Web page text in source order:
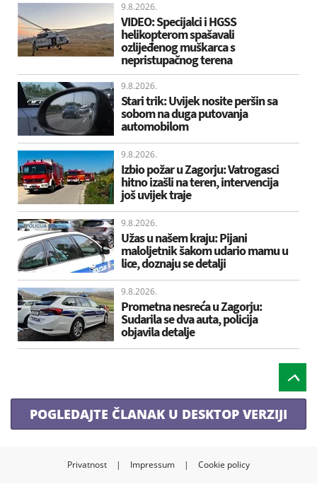
9.8.2026.
VIDEO: Specijalci i HGSS
helikopterom spašavali
ozlijeđenog muškarca s
nepristupačnog terena
9.8.2026.
Stari trik: Uvijek nosite peršin sa
sobom na duga putovanja
automobilom
9.8.2026.
Izbio požar u Zagorju: Vatrogasci
hitno izašli na teren, intervencija
još uvijek traje
9.8.2026.
Užas u našem kraju: Pijani
maloljetnik šakom udario mamu u
lice, doznaju se detalji
9.8.2026.
Prometna nesreća u Zagorju:
Sudarila se dva auta, policija
objavila detalje
POGLEDAJTE ČLANAK U DESKTOP VERZIJI
Privatnost | Impressum | Cookie policy